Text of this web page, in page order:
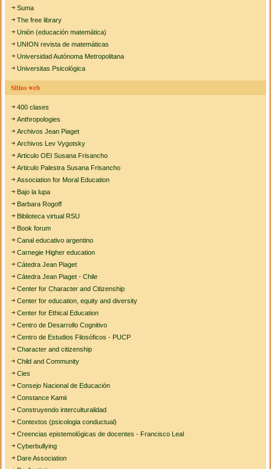
Suma
The free library
Unión (educación matemática)
UNION revista de matemáticas
Universidad Autónoma Metropolitana
Universitas Psicológica
Sitios web
400 clases
Anthropologies
Archivos Jean Piaget
Archivos Lev Vygotsky
Articulo OEI Susana Frisancho
Articulo Palestra Susana Frisancho
Association for Moral Education
Bajo la lupa
Barbara Rogoff
Biblioteca virtual RSU
Book forum
Canal educativo argentino
Carnegie Higher education
Cátedra Jean Piaget
Cátedra Jean Piaget - Chile
Center for Character and Citizenship
Center for education, equity and diversity
Center for Ethical Education
Centro de Desarrollo Cognitivo
Centro de Estudios Filosóficos - PUCP
Character and citizenship
Child and Community
Cies
Consejo Nacional de Educación
Constance Kamii
Construyendo interculturalidad
Contextos (psicologia conductual)
Creencias epistemológicas de docentes - Francisco Leal
Cyberbullying
Dare Association